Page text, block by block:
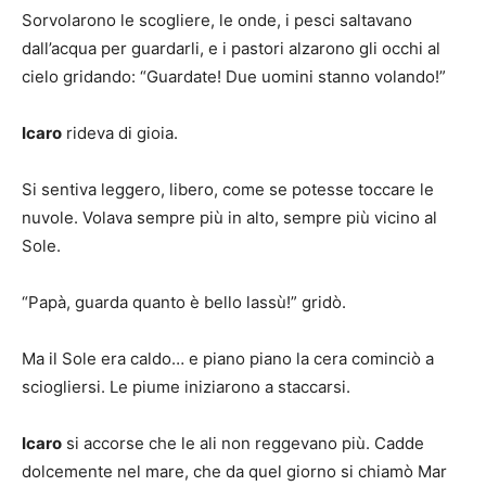
Sorvolarono le scogliere, le onde, i pesci saltavano
dall’acqua per guardarli, e i pastori alzarono gli occhi al
cielo gridando: “Guardate! Due uomini stanno volando!”
Icaro rideva di gioia.
Si sentiva leggero, libero, come se potesse toccare le
nuvole. Volava sempre più in alto, sempre più vicino al
Sole.
“Papà, guarda quanto è bello lassù!” gridò.
Ma il Sole era caldo… e piano piano la cera cominciò a
sciogliersi. Le piume iniziarono a staccarsi.
Icaro si accorse che le ali non reggevano più. Cadde
dolcemente nel mare, che da quel giorno si chiamò Mar